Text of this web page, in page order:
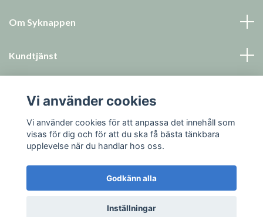
Om Syknappen
Kundtjänst
Sociala medier
© 2026 Syknappen
Vi använder cookies
Vi använder cookies för att anpassa det innehåll som
visas för dig och för att du ska få bästa tänkbara
upplevelse när du handlar hos oss.
Godkänn alla
Inställningar